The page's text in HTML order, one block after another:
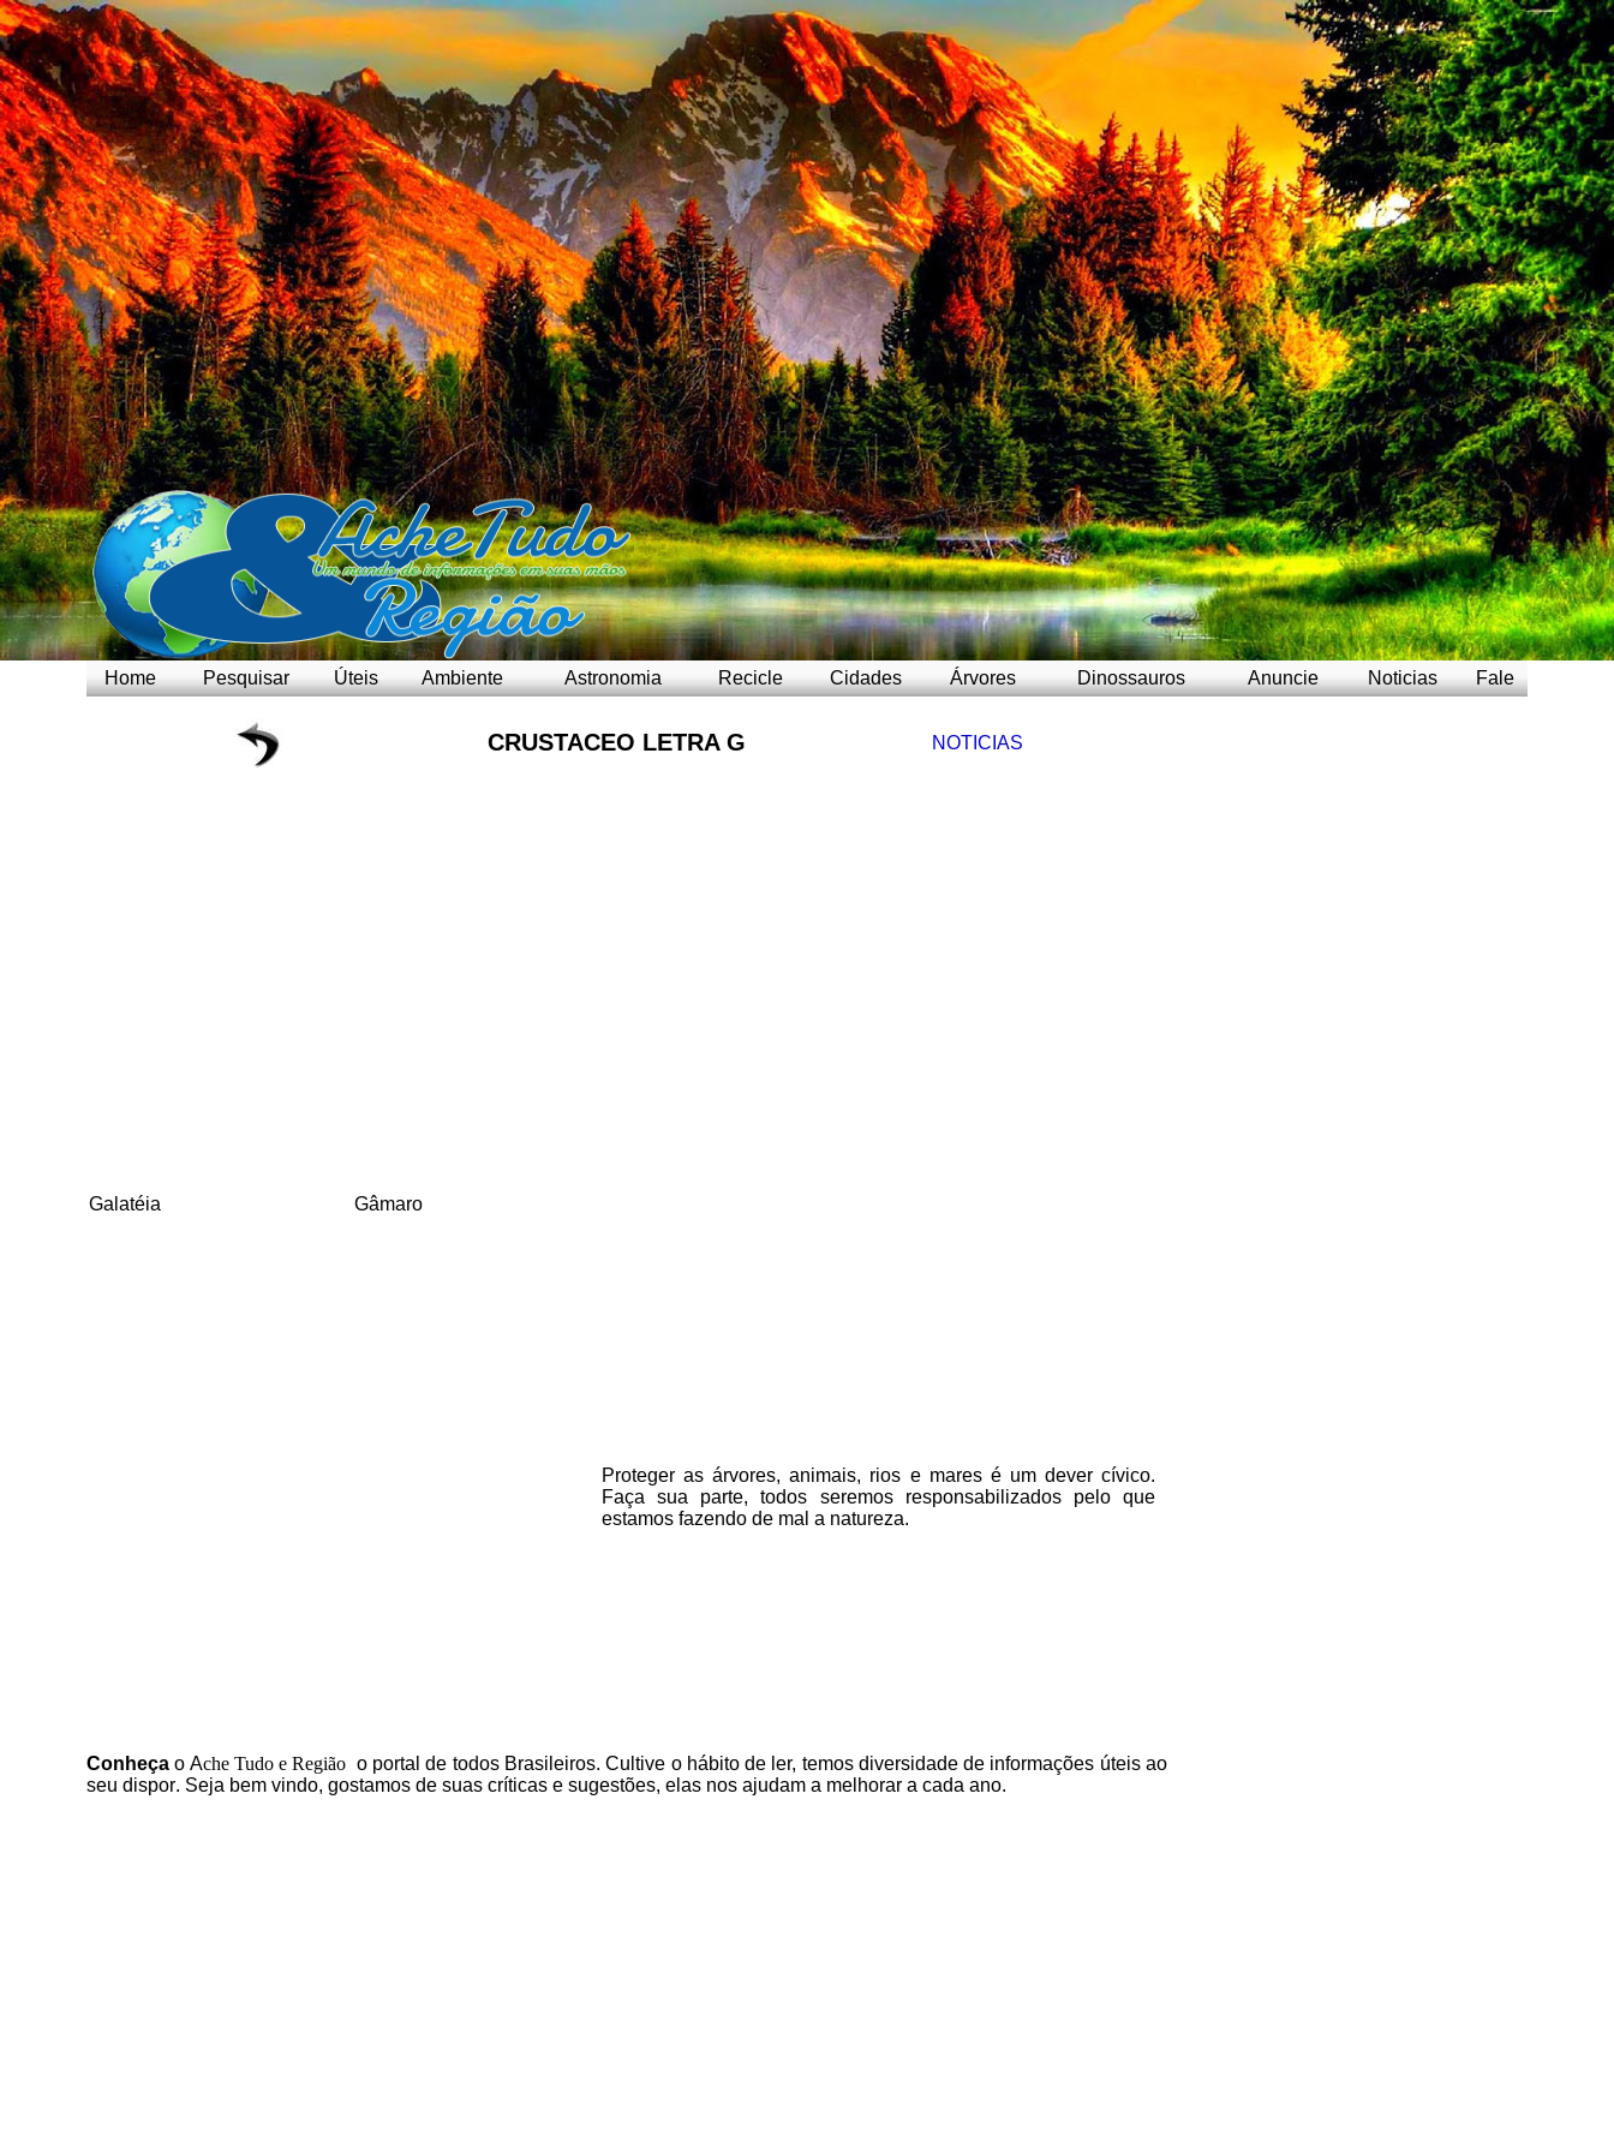
Home Pesquisar Úteis Ambiente Astronomia Recicle Cidades Árvores Dinossauros Anuncie Noticias Fale
CRUSTACEO LETRA G NOTICIAS
Galatéia Gâmaro
Proteger as árvores, animais, rios e mares é um dever cívico.
Faça sua parte, todos seremos responsabilizados pelo que
estamos fazendo de mal a natureza.
Conheça o Ache Tudo e Região o portalde todos Brasileiros. Cultive o hábito de ler, temos diversidade de informações úteisao
seu dispor. Seja bem vindo, gostamos de suas críticas e sugestões, elas nos ajudam a melhorar a cada ano.